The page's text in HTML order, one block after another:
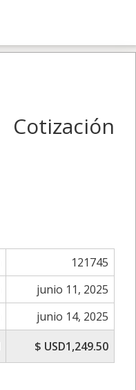
Cotización
121745
junio 11, 2025
junio 14, 2025
$ USD1,249.50